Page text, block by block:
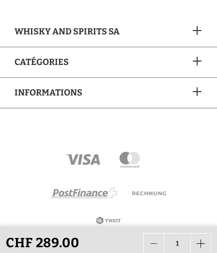
CHF 289.00
WHISKY AND SPIRITS SA
CATÉGORIES
INFORMATIONS